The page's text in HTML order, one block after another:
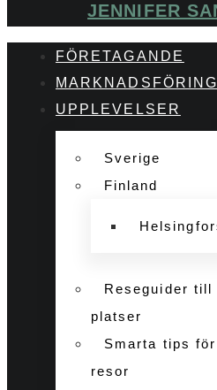
JENNIFER
FÖRETAGANDE
MARKNADSFÖRING
UPPLEVELSER
Sverige
Finland
Reseguider till
platser
Smarta tips för
resor